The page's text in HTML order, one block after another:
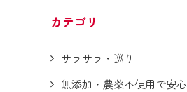
カテゴリ
サラサラ・巡り
無添加・農薬不使用で安心